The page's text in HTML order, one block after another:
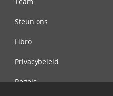
Team
Steun ons
Libro
Privacybeleid
Regels